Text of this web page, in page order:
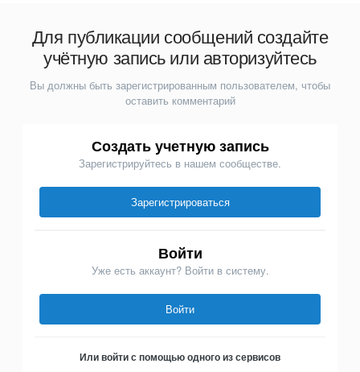
Для публикации сообщений создайте
учётную запись или авторизуйтесь
Вы должны быть зарегистрированным пользователем, чтобы
оставить комментарий
Создать учетную запись
Зарегистрируйтесь в нашем сообществе.
Зарегистрироваться
Войти
Уже есть аккаунт? Войти в систему.
Войти
Или войти с помощью одного из сервисов